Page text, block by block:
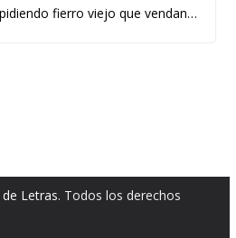
fierro viejo que vendan…
Letras. Todos los derechos